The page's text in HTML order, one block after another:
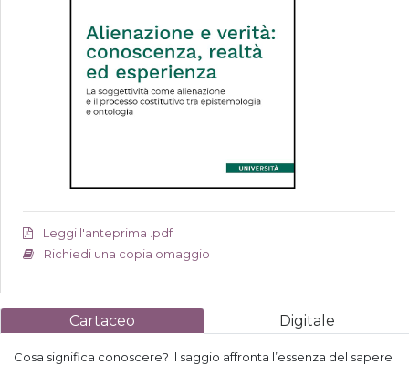
Leggi l'anteprima .pdf
Richiedi una copia omaggio
Cartaceo Digitale
Cosa significa conoscere? Il saggio affronta l’essenza del sapere